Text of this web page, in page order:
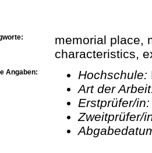
memorial place,
characteristics,
Angaben: Hochschule:
Art der
Erstprüfer/